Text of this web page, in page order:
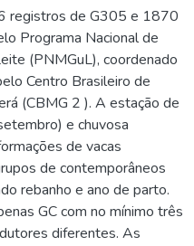
registros de G305 e 1870
Programa Nacional de
(PNMGuL), coordenado
Centro Brasileiro de
(CBMG 2 ). A estação de
e chuvosa
de vacas
de contemporâneos
rebanho e ano de parto.
GC com no mínimo três
diferentes. As